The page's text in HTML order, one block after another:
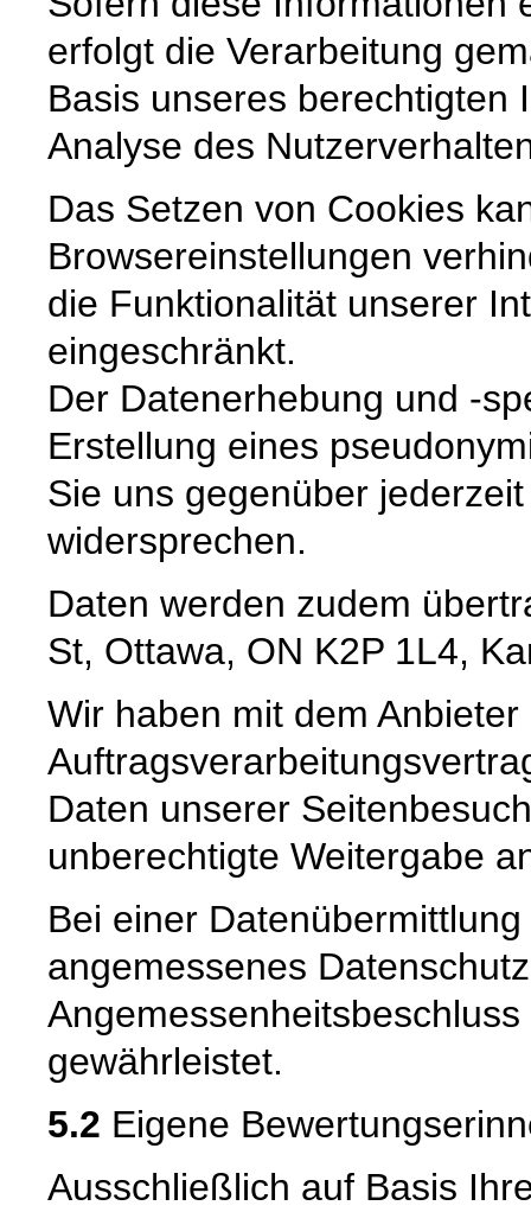
erfolgt die Verarbeitung
Basis unseres berechtigten
Analyse des
Das Setzen von Cookies
Browsereinstellungen
die Funktionalität unserer
eingeschränkt.
Der Datenerhebung und -
Erstellung eines
Sie uns gegenüber
widersprechen.
Daten werden zudem
St, Ottawa, ON K2P 1L4,
Wir haben mit dem Anbieter
Daten unserer
unberechtigte Weitergabe
Bei einer
angemessenes
gewährleistet.
5.2 Eigene
Ausschließlich auf Basis